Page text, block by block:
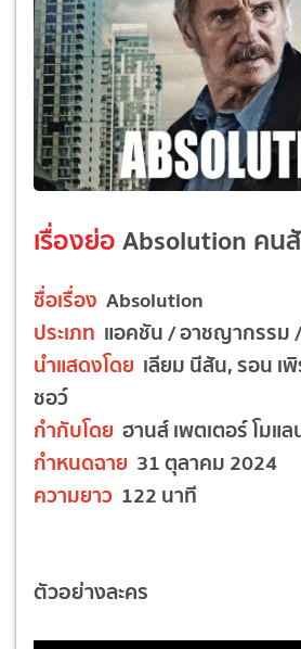
เรื่องย่อAbsolution คน
ชื่อเรื่อง Absolution
ประเภท แอคชัน / อาชญากรรม
นำแสดงโดย เลียม นีสัน, รอน เ
ชอว์
กำกับโดย ฮานส์ เพตเตอร์ โมแ
กำหนดฉาย 31 ตุลาคม 2024
ความยาว 122 นาที
ตัวอย่างละคร